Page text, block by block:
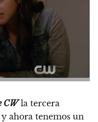
CWla tercera
y ahora tenemos un